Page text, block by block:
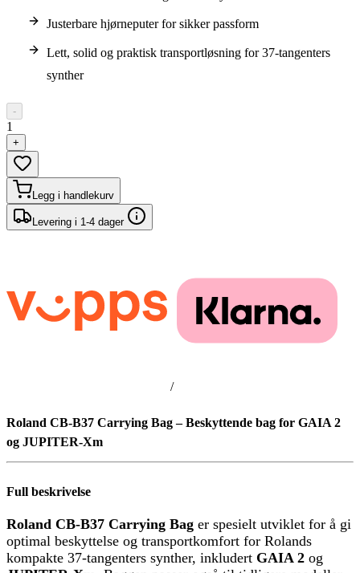
Justerbare hjørneputer for sikker passform
Lett, solid og praktisk transportløsning for 37-tangenters
synther
-
1
+
Legg i handlekurv
Levering i 1-4 dager
/
Roland CB-B37 Carrying Bag – Beskyttende bag for GAIA 2
og JUPITER-Xm
Full beskrivelse
Roland CB-B37 Carrying Bag er spesielt utviklet for å gi
optimal beskyttelse og transportkomfort for Rolands
kompakte 37-tangenters synther, inkludert GAIA 2 og